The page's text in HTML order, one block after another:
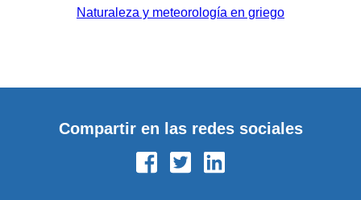
Naturaleza y meteorología en griego
Compartir en las redes sociales